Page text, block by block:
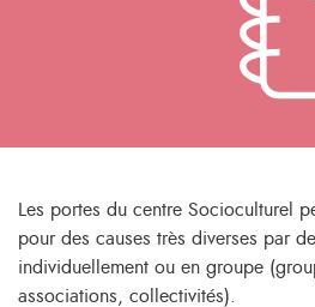
Les portes du centre Socioculturel
pour des causes très diverses par
individuellement ou en groupe
associations, collectivités).